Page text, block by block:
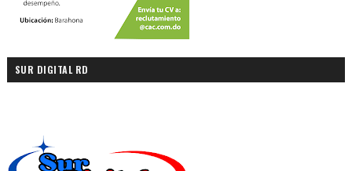
SUR DIGITAL RD